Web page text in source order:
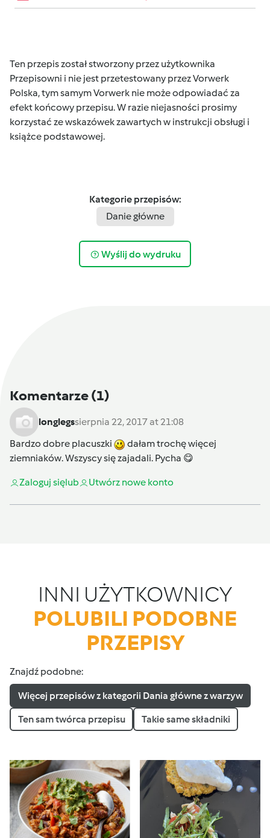
Ten przepis został stworzony przez użytkownika
Przepisowni i nie jest przetestowany przez Vorwerk
Polska, tym samym Vorwerk nie może odpowiadać za
efekt końcowy przepisu. W razie niejasności prosimy
korzystać ze wskazówek zawartych w instrukcji obsługi i
książce podstawowej.
Kategorie przepisów:
Danie główne
Wyślij do wydruku
Komentarze(1)
longlegssierpnia 22, 2017 at 21:08
Bardzo dobre placuszki
dałam trochę więcej
ziemniaków. Wszyscy się zajadali. Pycha 😋
Zaloguj sięlub Utwórz nowe konto
INNI UŻYTKOWNICY
POLUBILI PODOBNE
PRZEPISY
Znajdź podobne:
Więcej przepisów z kategorii Dania główne z warzyw
Ten sam twórca przepisu Takie same składniki